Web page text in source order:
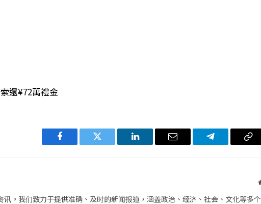
還¥72萬禮金
Facebook Twitter LinkedIn 电
Telegram 复
。我们致力于提供准确、及时的新闻报道，涵盖政治、经济、社会、文化等多个